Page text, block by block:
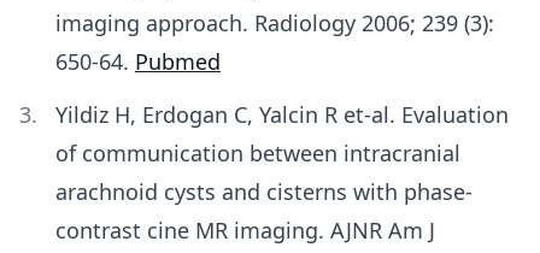
imaging approach. Radiology 2006; 239 (3):
650-64. Pubmed
Yildiz H, Erdogan C, Yalcin R et-al. Evaluation
of communication between intracranial
arachnoid cysts and cisterns with phase-
contrast cine MR imaging. AJNR Am J